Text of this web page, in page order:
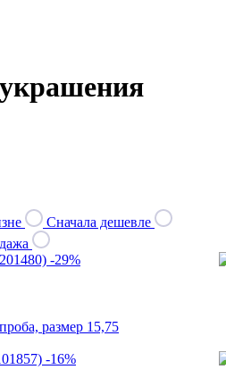
Сначала дешевле
-29%
размер 15,75
-16%